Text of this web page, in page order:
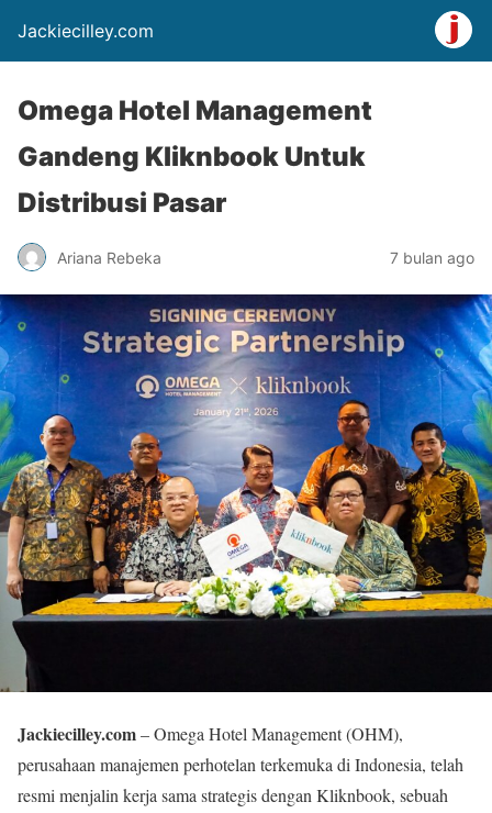
Jackiecilley.com
Omega Hotel Management
Gandeng Kliknbook Untuk
Distribusi Pasar
Ariana Rebeka 7 bulan ago
Jackiecilley.com– Omega Hotel Management (OHM),
perusahaan manajemen perhotelan terkemuka di Indonesia, telah
resmi menjalin kerja sama strategis dengan Kliknbook, sebuah